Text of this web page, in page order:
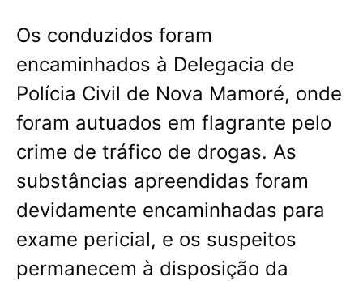
Os conduzidos foram
encaminhados à Delegacia de
Polícia Civil de Nova Mamoré, onde
foram autuados em flagrante pelo
crime de tráfico de drogas. As
substâncias apreendidas foram
devidamente encaminhadas para
exame pericial, e os suspeitos
permanecem à disposição da